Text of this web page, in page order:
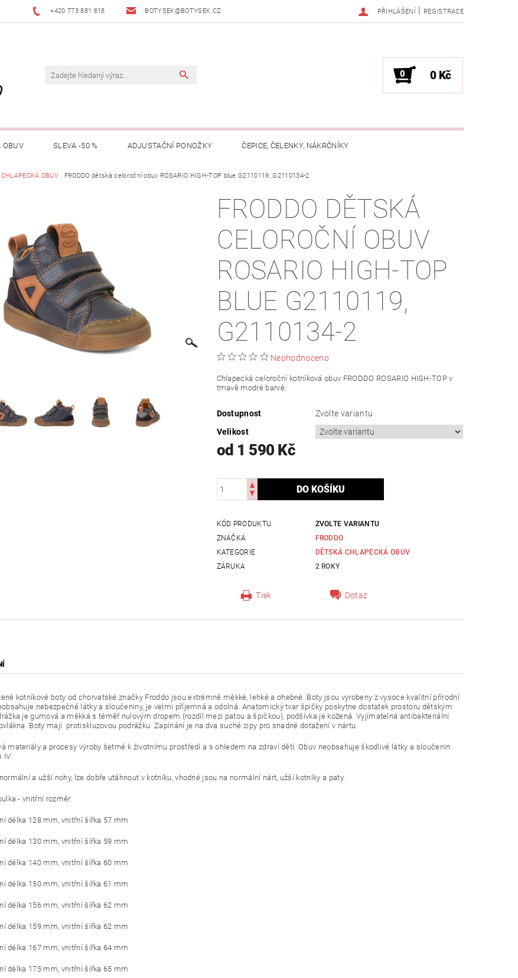
+420 773 881 818 BOTYSEK@BOTYSEK.CZ PŘIHLÁŠENÍ | REGISTRACE
0 0 Kč
OBUV SLEVA -50 % ADJUSTAČNÍ PONOŽKY ČEPICE, ČELENKY, NÁKRČNÍKY
OŠETŘOVÁNÍ OBUVI O NÁS KONTAKTY JAK VYBRAT SPRÁVNOU VELIKOST?
O ADJUSTAČNÍCH PONOŽKÁCH
OBUV FRODDO dětská celoroční obuv ROSARIO HIGH-TOP blue G2110119, G2110134-2
FRODDO DĚTSKÁ
CELOROČNÍ OBUV
ROSARIO HIGH-TOP
BLUE G2110119,
G2110134-2
Neohodnoceno
Chlapecká celoroční kotníková obuv FRODDO ROSARIO HIGH-TOP v
tmavě modré barvě.
Dostupnost
Zvolte variantu
Velikost
od 1 590 Kč
KÓD PRODUKTU
ZVOLTE VARIANTU
ZNAČKA
FRODDO
KATEGORIE
DĚTSKÁ CHLAPECKÁ OBUV
ZÁRUKA
2 ROKY
Tisk Dotaz
kotníkové boty od chorvatské značky Froddo jsou extrémně měkké, lehké a ohebné. Boty jsou vyrobeny z vysoce kvalitní přírodní
nebezpečné látky a sloučeniny, je velmi příjemná a odolná. Anatomický tvar špičky poskytne dostatek prostoru dětským
je gumová a měkká s téměř nulovým dropem (rozdíl mezi patou a špičkou), podšívka je kožená. Vyjímatelná antibakteriální
Boty mají protiskluzovou podrážku. Zapínání je na dva suché zipy pro snadné dotažení v nártu.
materiály a procesy výroby šetrné k životnímu prostředí a s ohledem na zdraví dětí. Obuv neobsahuje škodlivé látky a sloučenin
IV.
a užší nohy, lze dobře utáhnout v kotníku, vhodné jsou na normální nárt, užší kotníky a paty.
- vnitřní rozměr.
délka 128 mm, vnitřní šířka 57 mm
délka 130 mm, vnitřní šířka 59 mm
délka 140 mm, vnitřní šířka 60 mm
délka 150 mm, vnitřní šířka 61 mm
délka 156 mm, vnitřní šířka 62 mm
délka 159 mm, vnitřní šířka 62 mm
délka 167 mm, vnitřní šířka 64 mm
délka 175 mm, vnitřní šířka 65 mm